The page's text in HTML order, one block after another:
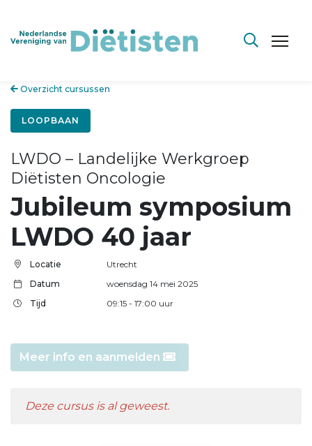
Overzicht cursussen
LOOPBAAN
LWDO – Landelijke Werkgroep
Diëtisten Oncologie
Jubileum symposium
LWDO 40 jaar
Locatie
Utrecht
Datum
woensdag 14 mei 2025
Tijd
09:15 - 17:00 uur
Meer info en aanmelden
Deze cursus is al geweest.